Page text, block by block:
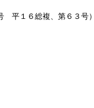
平１６総複、第６３号